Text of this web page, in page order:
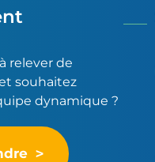
relever de
souhaitez
dynamique ?